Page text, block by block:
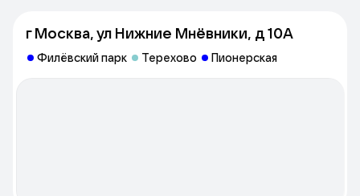
г Москва, ул Нижние Мнёвники, д 10А
Филёвский парк Терехово Пионерская